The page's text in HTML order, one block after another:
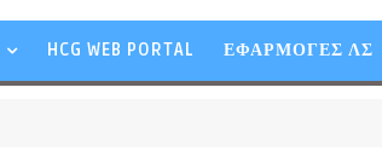
HCG WEB PORTAL ΕΦΑΡΜΟΓΕΣ ΛΣ